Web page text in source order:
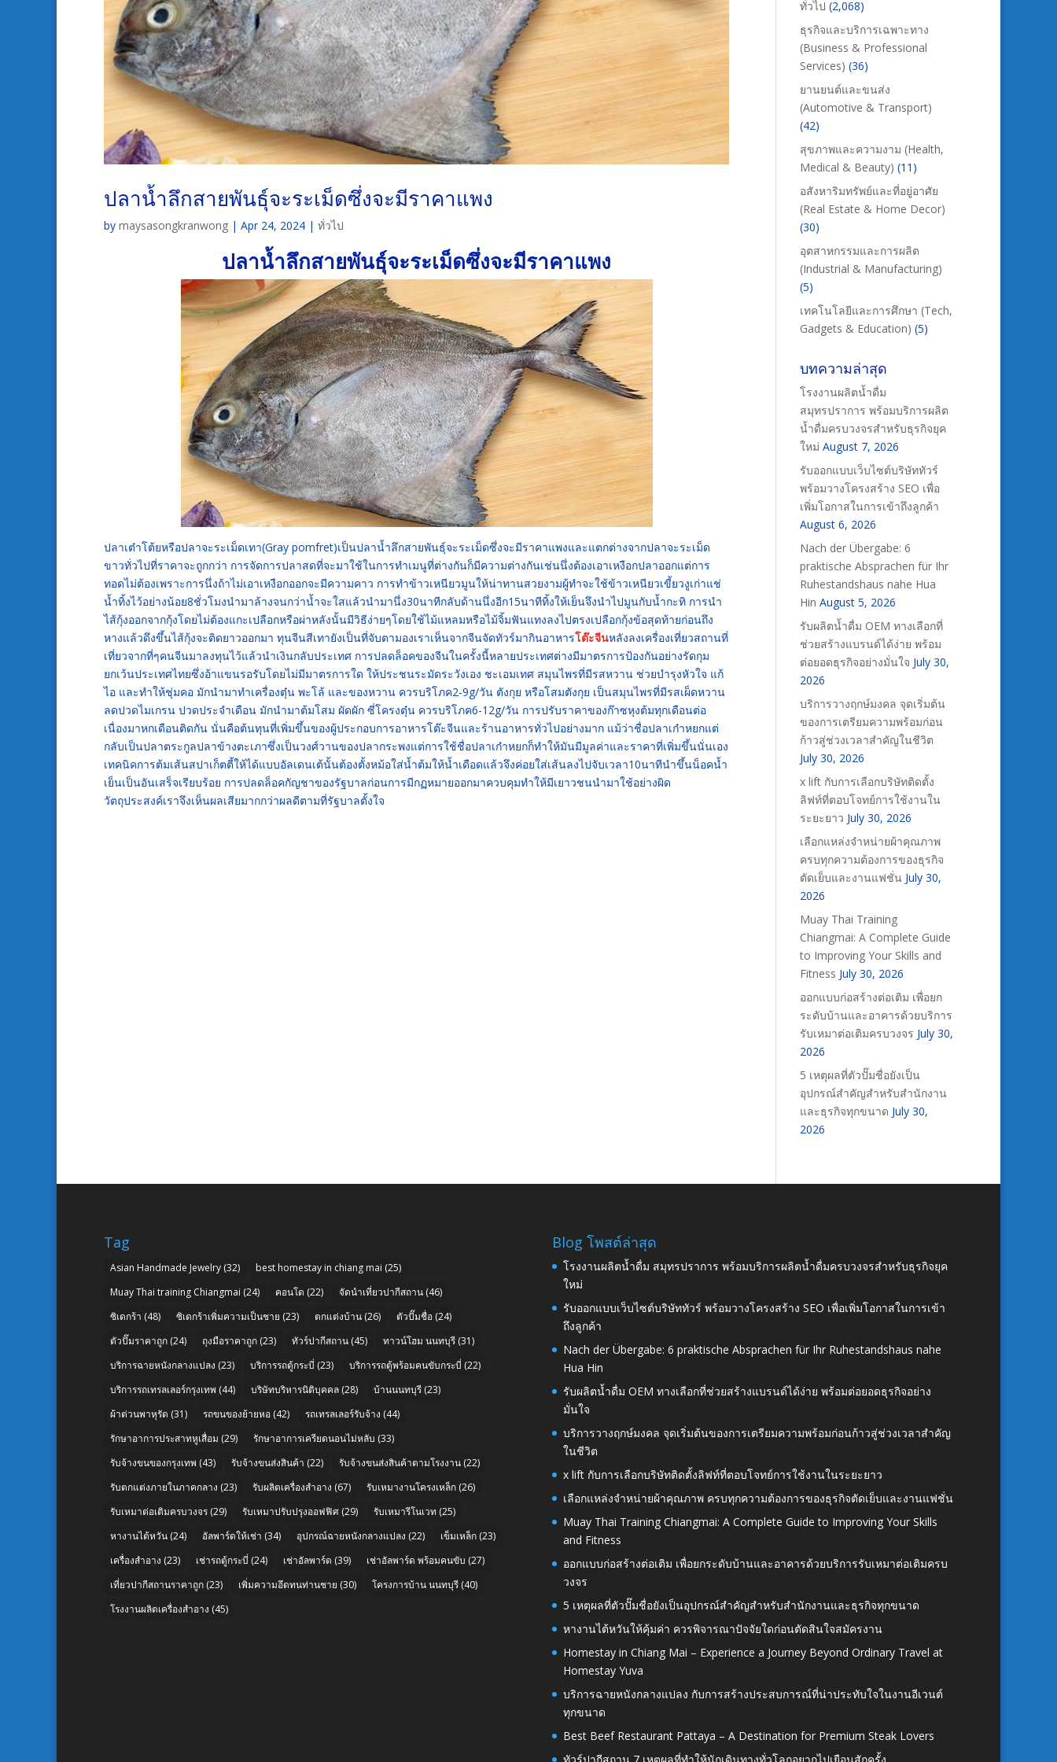
ปลาน้ำลึกสายพันธุ์จะระเม็ดซึ่งจะมีราคาแพง
by maysasongkranwong | Apr 24, 2024 | ทั่วไป
ปลาน้ำลึกสายพันธุ์จะระเม็ดซึ่งจะมีราคาแพง
ปลาเต๋าโต้ยหรือปลาจะระเม็ดเทา(Gray pomfret)เป็นปลาน้ำลึกสายพันธุ์จะระเม็ดซึ่งจะมีราคาแพงและแตกต่างจากปลาจะระเม็ด
ขาวทั่วไปที่ราคาจะถูกกว่า การจัดการปลาสดที่จะมาใช้ในการทำเมนูที่ต่างกันก็มีความต่างกันเช่นนึ่งต้องเอาเหงือกปลาออกแต่การ
ทอดไม่ต้องเพราะการนึ่งถ้าไม่เอาเหงือกออกจะมีความคาว การทำข้าวเหนียวมูนให้น่าทานสวยงามผู้ทำจะใช้ข้าวเหนียวเขี้ยวงูเก่าแช่
น้ำทิ้งไว้อย่างน้อย8ชั่วโมงนำมาล้างจนกว่าน้ำจะใสแล้วนำมานึ่ง30นาทีกลับด้านนึ่งอีก15นาทีทิ้งให้เย็นจึงนำไปมูนกับน้ำกะทิ การนำ
ไส้กุ้งออกจากกุ้งโดยไม่ต้องแกะเปลือกหรือผ่าหลังนั้นมีวิธีง่ายๆโดยใช้ไม้แหลมหรือไม้จิ้มฟันแทงลงไปตรงเปลือกกุ้งข้อสุดท้ายก่อนถึง
หางแล้วดึงขึ้นไส้กุ้งจะติดยาวออกมา ทุนจีนสีเทายังเป็นที่จับตามองเราเห็นจากจีนจัดทัวร์มากินอาหารโต๊ะจีนหลังลงเครื่องเที่ยวสถานที่
เที่ยวจากที่ๆคนจีนมาลงทุนไว้แล้วนำเงินกลับประเทศ การปลดล็อคของจีนในครั้งนี้หลายประเทศต่างมีมาตรการป้องกันอย่างรัดกุม
ยกเว้นประเทศไทยซึ่งอ้าแขนรอรับโดยไม่มีมาตรการใด ให้ประชนระมัดระวังเอง ชะเอมเทศ สมุนไพรที่มีรสหวาน ช่วยบำรุงหัวใจ แก้
ไอ และทำให้ชุ่มคอ มักนำมาทำเครื่องตุ๋น พะโล้ และของหวาน ควรบริโภค2-9g/วัน ตังกุย หรือโสมตังกุย เป็นสมุนไพรที่มีรสเผ็ดหวาน
ลดปวดไมเกรน ปวดประจำเดือน มักนำมาต้มโสม ผัดผัก ซี่โครงตุ๋น ควรบริโภค6-12g/วัน การปรับราคาของก๊าซหุงต้มทุกเดือนต่อ
เนื่องมาหกเดือนติดกัน นั่นคือต้นทุนที่เพิ่มขึ้นของผู้ประกอบการอาหารโต๊ะจีนและร้านอาหารทั่วไปอย่างมาก แม้ว่าชื่อปลาเก๋าหยกแต่
กลับเป็นปลาตระกูลปลาข้างตะเภาซึ่งเป็นวงศ์วานของปลากระพงแต่การใช้ชื่อปลาเก๋าหยกก็ทำให้มันมีมูลค่าและราคาที่เพิ่มขึ้นนั่นเอง
เทคนิคการต้มเส้นสปาเก็ตตี้ให้ได้แบบอัลเดนเต้นั้นต้องตั้งหม้อใส่น้ำต้มให้น้ำเดือดแล้วจึงค่อยใส่เส้นลงไปจับเวลา10นาทีนำขึ้นน็อคน้ำ
เย็นเป็นอันเสร็จเรียบร้อย การปลดล็อคกัญชาของรัฐบาลก่อนการมีกฏหมายออกมาควบคุมทำให้มีเยาวชนนำมาใช้อย่างผิด
วัตถุประสงค์เราจึงเห็นผลเสียมากกว่าผลดีตามที่รัฐบาลตั้งใจ
ทั่วไป (2,068)
ธุรกิจและบริการเฉพาะทาง
(Business & Professional
Services) (36)
ยานยนต์และขนส่ง
(Automotive & Transport)
(42)
สุขภาพและความงาม (Health,
Medical & Beauty) (11)
อสังหาริมทรัพย์และที่อยู่อาศัย
(Real Estate & Home Decor)
(30)
อุตสาหกรรมและการผลิต
(Industrial & Manufacturing)
(5)
เทคโนโลยีและการศึกษา (Tech,
Gadgets & Education) (5)
บทความล่าสุด
โรงงานผลิตน้ำดื่ม
สมุทรปราการ พร้อมบริการผลิต
น้ำดื่มครบวงจรสำหรับธุรกิจยุค
ใหม่ August 7, 2026
รับออกแบบเว็บไซต์บริษัททัวร์
พร้อมวางโครงสร้าง SEO เพื่อ
เพิ่มโอกาสในการเข้าถึงลูกค้า
August 6, 2026
Nach der Übergabe: 6
praktische Absprachen für Ihr
Ruhestandshaus nahe Hua
Hin August 5, 2026
รับผลิตน้ำดื่ม OEM ทางเลือกที่
ช่วยสร้างแบรนด์ได้ง่าย พร้อม
ต่อยอดธุรกิจอย่างมั่นใจ July 30,
2026
บริการวางฤกษ์มงคล จุดเริ่มต้น
ของการเตรียมความพร้อมก่อน
ก้าวสู่ช่วงเวลาสำคัญในชีวิต
July 30, 2026
x lift กับการเลือกบริษัทติดตั้ง
ลิฟท์ที่ตอบโจทย์การใช้งานใน
ระยะยาว July 30, 2026
เลือกแหล่งจำหน่ายผ้าคุณภาพ
ครบทุกความต้องการของธุรกิจ
ตัดเย็บและงานแฟชั่น July 30,
2026
Muay Thai Training
Chiangmai: A Complete Guide
to Improving Your Skills and
Fitness July 30, 2026
ออกแบบก่อสร้างต่อเติม เพื่อยก
ระดับบ้านและอาคารด้วยบริการ
รับเหมาต่อเติมครบวงจร July 30,
2026
5 เหตุผลที่ตัวปั๊มชื่อยังเป็น
อุปกรณ์สำคัญสำหรับสำนักงาน
และธุรกิจทุกขนาด July 30,
2026
Tag
Asian Handmade Jewelry (32) best homestay in chiang mai (25)
Muay Thai training Chiangmai (24) คอนโด (22) จัดนำเที่ยวปากีสถาน (46)
ซิเดกร้า (48) ซิเดกร้าเพิ่มความเป็นชาย (23) ตกแต่งบ้าน (26) ตัวปั๊มชื่อ (24)
ตัวปั๊มราคาถูก (24) ถุงมือราคาถูก (23) ทัวร์ปากีสถาน (45) ทาวน์โฮม นนทบุรี (31)
บริการฉายหนังกลางแปลง (23) บริการรถตู้กระบี่ (23) บริการรถตู้พร้อมคนขับกระบี่ (22)
บริการรถเทรลเลอร์กรุงเทพ (44) บริษัทบริหารนิติบุคคล (28) บ้านนนทบุรี (23)
ผ้าต่วนพาหุรัด (31) รถขนของย้ายหอ (42) รถเทรลเลอร์รับจ้าง (44)
รักษาอาการประสาทหูเสื่อม (29) รักษาอาการเครียดนอนไม่หลับ (33)
รับจ้างขนของกรุงเทพ (43) รับจ้างขนส่งสินค้า (22) รับจ้างขนส่งสินค้าตามโรงงาน (22)
รับตกแต่งภายในภาคกลาง (23) รับผลิตเครื่องสำอาง (67) รับเหมางานโครงเหล็ก (26)
รับเหมาต่อเติมครบวงจร (29) รับเหมาปรับปรุงออฟฟิศ (29) รับเหมารีโนเวท (25)
หางานไต้หวัน (24) อัลพาร์ดให้เช่า (34) อุปกรณ์ฉายหนังกลางแปลง (22) เข็มเหล็ก (23)
เครื่องสำอาง (23) เช่ารถตู้กระบี่ (24) เช่าอัลพาร์ด (39) เช่าอัลพาร์ด พร้อมคนขับ (27)
เที่ยวปากีสถานราคาถูก (23) เพิ่มความอึดทนท่านชาย (30) โครงการบ้าน นนทบุรี (40)
โรงงานผลิตเครื่องสำอาง (45)
Blog โพสต์ล่าสุด
โรงงานผลิตน้ำดื่ม สมุทรปราการ พร้อมบริการผลิตน้ำดื่มครบวงจรสำหรับธุรกิจยุค
ใหม่
รับออกแบบเว็บไซต์บริษัททัวร์ พร้อมวางโครงสร้าง SEO เพื่อเพิ่มโอกาสในการเข้า
ถึงลูกค้า
Nach der Übergabe: 6 praktische Absprachen für Ihr Ruhestandshaus nahe
Hua Hin
รับผลิตน้ำดื่ม OEM ทางเลือกที่ช่วยสร้างแบรนด์ได้ง่าย พร้อมต่อยอดธุรกิจอย่าง
มั่นใจ
บริการวางฤกษ์มงคล จุดเริ่มต้นของการเตรียมความพร้อมก่อนก้าวสู่ช่วงเวลาสำคัญ
ในชีวิต
x lift กับการเลือกบริษัทติดตั้งลิฟท์ที่ตอบโจทย์การใช้งานในระยะยาว
เลือกแหล่งจำหน่ายผ้าคุณภาพ ครบทุกความต้องการของธุรกิจตัดเย็บและงานแฟชั่น
Muay Thai Training Chiangmai: A Complete Guide to Improving Your Skills
and Fitness
ออกแบบก่อสร้างต่อเติม เพื่อยกระดับบ้านและอาคารด้วยบริการรับเหมาต่อเติมครบ
วงจร
5 เหตุผลที่ตัวปั๊มชื่อยังเป็นอุปกรณ์สำคัญสำหรับสำนักงานและธุรกิจทุกขนาด
หางานไต้หวันให้คุ้มค่า ควรพิจารณาปัจจัยใดก่อนตัดสินใจสมัครงาน
Homestay in Chiang Mai – Experience a Journey Beyond Ordinary Travel at
Homestay Yuva
บริการฉายหนังกลางแปลง กับการสร้างประสบการณ์ที่น่าประทับใจในงานอีเวนต์
ทุกขนาด
Best Beef Restaurant Pattaya – A Destination for Premium Steak Lovers